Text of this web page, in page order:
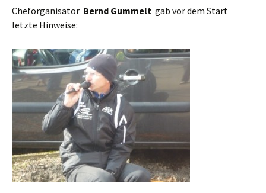
Cheforganisator Bernd Gummelt gab vor dem Start
letzte Hinweise: